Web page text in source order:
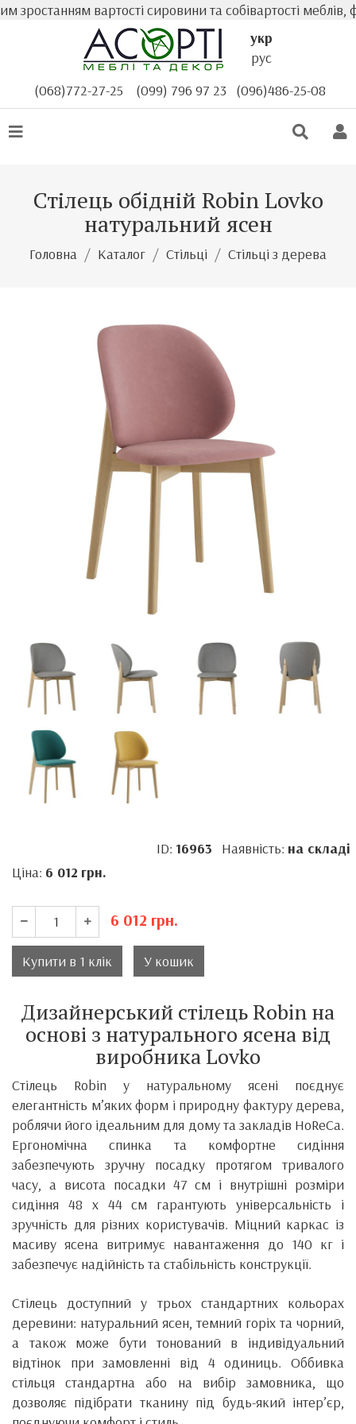
вартості сировини та собівартості меблів,
укр
рус
(068)772-27-25
(099) 796 97 23 (096)486-25-08
Стілець обідній Robin Lovko
натуральний ясен
Головна Каталог Стільці Стільці з дерева
ID: 16963 Наявність: на складі
Ціна: 6 012 грн.
6 012 грн.
Купити в 1 клік У кошик
Дизайнерський стілець Robin на
основі з натурального ясена від
виробника Lovko
Стілець Robin у натуральному ясені поєднує
елегантність м’яких форм і природну фактуру дерева,
роблячи його ідеальним для дому та закладів HoReCa.
Ергономічна спинка та комфортне сидіння
забезпечують зручну посадку протягом тривалого
часу, а висота посадки 47 см і внутрішні розміри
сидіння 48 х 44 см гарантують універсальність і
зручність для різних користувачів. Міцний каркас із
масиву ясена витримує навантаження до 140 кг і
забезпечує надійність та стабільність конструкції.
Стілець доступний у трьох стандартних кольорах
деревини: натуральний ясен, темний горіх та чорний,
а також може бути тонований в індивідуальний
відтінок при замовленні від 4 одиниць. Оббивка
стільця стандартна або на вибір замовника, що
дозволяє підібрати тканину під будь-який інтер’єр,